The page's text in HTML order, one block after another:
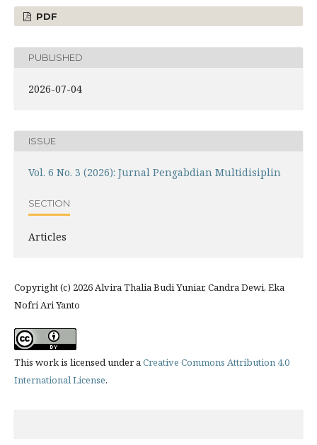
PDF
PUBLISHED
2026-07-04
ISSUE
Vol. 6 No. 3 (2026): Jurnal Pengabdian Multidisiplin
SECTION
Articles
Copyright (c) 2026 Alvira Thalia Budi Yuniar, Candra Dewi, Eka
Nofri Ari Yanto
This work is licensed under aCreative Commons Attribution 4.0
International License.